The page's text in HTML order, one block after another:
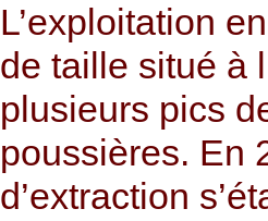
L’exploitation
de taille situé à
plusieurs pics
poussières. En
d’extraction